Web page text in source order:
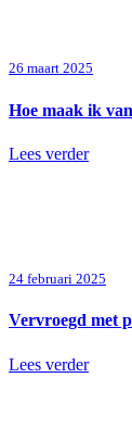
26 maart 2025
Hoe maak ik
Lees verder
24 februari 2025
Vervroegd met
Lees verder